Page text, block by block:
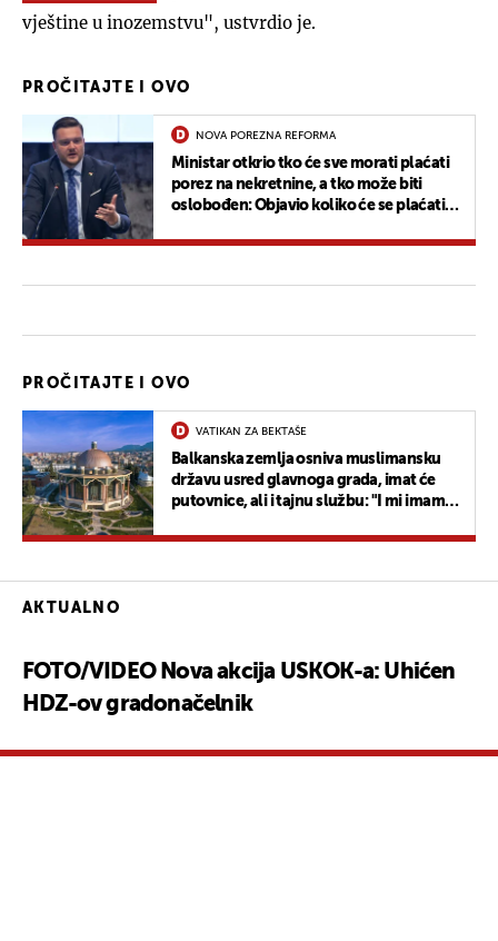
vještine u inozemstvu", ustvrdio je.
PROČITAJTE I OVO
NOVA POREZNA REFORMA
Ministar otkrio tko će sve morati plaćati
porez na nekretnine, a tko može biti
oslobođen: Objavio koliko će se plaćati
PROČITAJTE I OVO
VATIKAN ZA BEKTAŠE
Balkanska zemlja osniva muslimansku
državu usred glavnoga grada, imat će
putovnice, ali i tajnu službu: "I mi imamo
AKTUALNO
FOTO/VIDEO Nova akcija USKOK-a: Uhićen
HDZ-ov gradonačelnik